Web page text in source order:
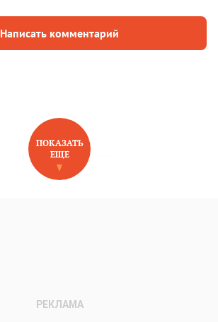
Написать комментарий
НОВОЕ НА САЙТЕ
ПОКАЗАТЬ
ЕЩЕ